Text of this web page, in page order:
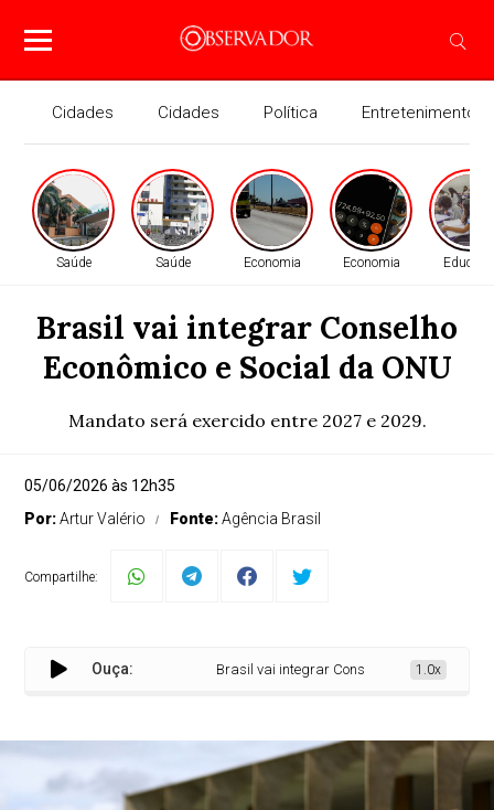
Cidades Cidades Política Entretenimento
Saúde Saúde Economia Economia
Brasil vai integrar Conselho
Econômico e Social da ONU
Mandato será exercido entre 2027 e 2029.
05/06/2026 às 12h35
Por:Artur Valério Fonte:Agência Brasil
Compartilhe:
Ouça: Brasil vai integrar Conselho Econômico e Social
1.0x